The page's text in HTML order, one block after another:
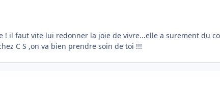
il faut vite lui redonner la joie de vivre...elle a surement du
C S ,on va bien prendre soin de toi !!!